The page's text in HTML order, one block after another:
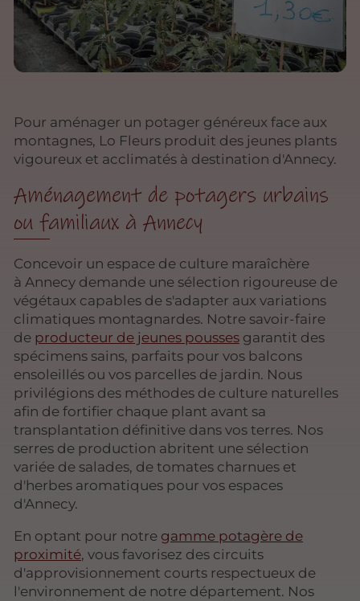
Pour aménager un potager généreux face aux
montagnes, Lo Fleurs produit des jeunes plants
vigoureux et acclimatés à destination d'Annecy.
Aménagement de potagers urbains
ou familiaux à Annecy
Concevoir un espace de culture maraîchère
à Annecy demande une sélection rigoureuse de
végétaux capables de s'adapter aux variations
climatiques montagnardes. Notre savoir-faire
de producteur de jeunes pousses garantit des
spécimens sains, parfaits pour vos balcons
ensoleillés ou vos parcelles de jardin. Nous
privilégions des méthodes de culture naturelles
afin de fortifier chaque plant avant sa
transplantation définitive dans vos terres. Nos
serres de production abritent une sélection
variée de salades, de tomates charnues et
d'herbes aromatiques pour vos espaces
d'Annecy.
En optant pour notre gamme potagère de
proximité, vous favorisez des circuits
d'approvisionnement courts respectueux de
l'environnement de notre département. Nos